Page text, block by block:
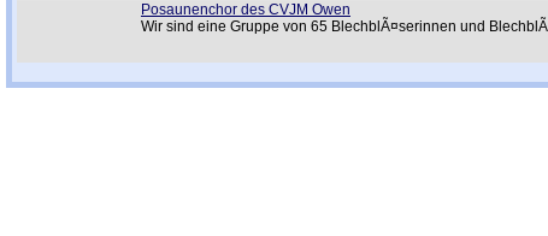
Posaunenchor des CVJM Owen
Wir sind eine Gruppe von 65 BlechblÃ¤serinnen und